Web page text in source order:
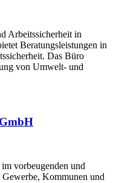
Arbeitssicherheit in
Beratungsleistungen in
Das Büro
von Umwelt- und
vorbeugenden und
Kommunen und